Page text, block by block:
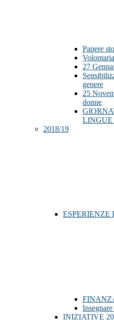
Papere
27
genere
25
donne
LINGUE
2018/19
ESPERIENZE
INIZIATIVE